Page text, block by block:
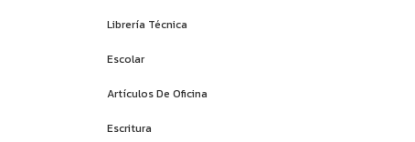
Librería Técnica
Escolar
Artículos De Oficina
Escritura